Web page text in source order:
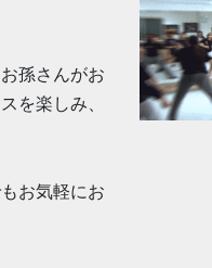
孫さんがお
を楽しみ、
お気軽にお